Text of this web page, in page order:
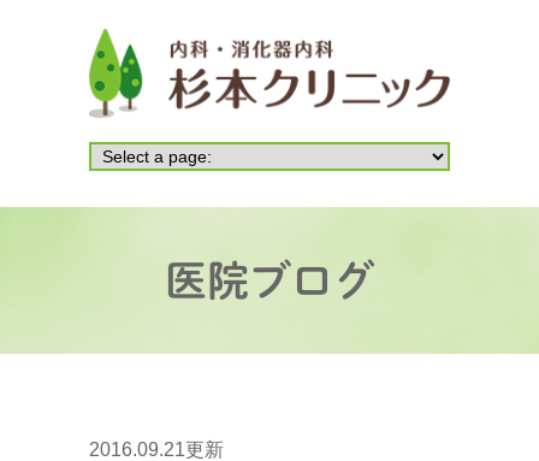
医院ブログ
2016.09.21更新